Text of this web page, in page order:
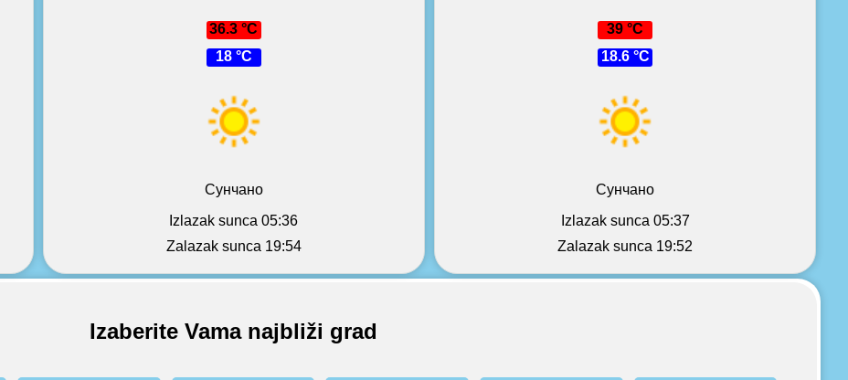
36.3 °C
18 °C
Сунчано
Izlazak sunca 05:36
Zalazak sunca 19:54
39 °C
18.6 °C
Сунчано
Izlazak sunca 05:37
Zalazak sunca 19:52
Izaberite Vama najbliži grad